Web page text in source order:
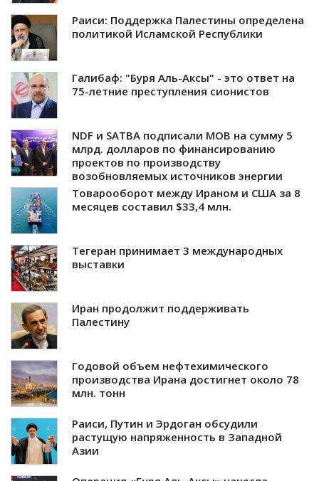
Раиси: Поддержка Палестины определена
политикой Исламской Республики
Галибаф: "Буря Аль-Аксы" - это ответ на
75-летние преступления сионистов
NDF и SATBA подписали МОВ на сумму 5
млрд. долларов по финансированию
проектов по производству
возобновляемых источников энергии
Товарооборот между Ираном и США за 8
месяцев составил $33,4 млн.
Тегеран принимает 3 международных
выставки
Иран продолжит поддерживать
Палестину
Годовой объем нефтехимического
производства Ирана достигнет около 78
млн. тонн
Раиси, Путин и Эрдоган обсудили
растущую напряженность в Западной
Азии